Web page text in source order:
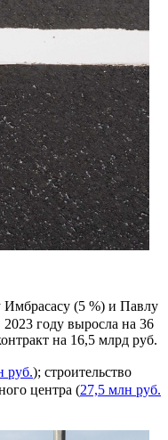
Имбрасасу (5 %) и Павлу
году выросла на 36
на 16,5 млрд руб.
руб.); строительство
центра (27,5 млн руб.